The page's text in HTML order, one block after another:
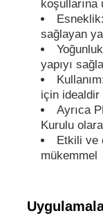
PP Reklam
Plastik PP
KPS Kurulu
PP boş inşaat
koşullarına
sağlayan
yapıyı
için idealdir
Ayrıca
Kurulu
Etkili ve
mükemmel